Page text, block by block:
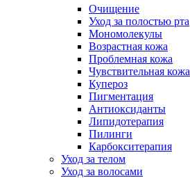
Очищение
Уход за полостью рта
Мономолекулы
Возрастная кожа
Проблемная кожа
Чувствительная кожа
Купероз
Пигментация
Антиоксиданты
Липидотерапия
Пилинги
Карбокситерапия
Уход за телом
Уход за волосами